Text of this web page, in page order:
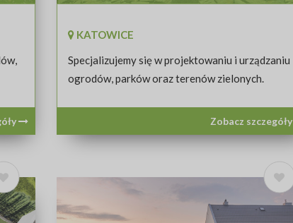
KATOWICE
Specjalizujemy się w projektowaniu i urządzaniu
ogrodów, parków oraz terenów zielonych.
Zobacz szczegóły